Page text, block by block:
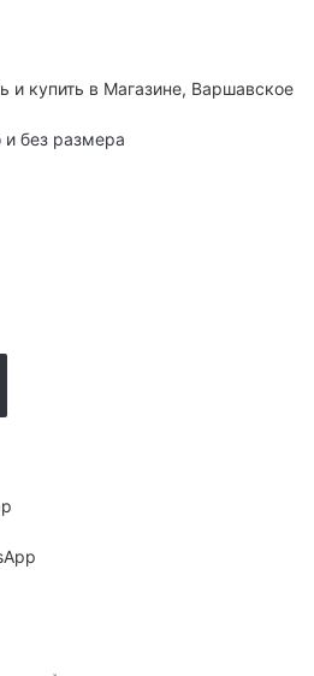
и купить в Магазине, Варшавское
без размера